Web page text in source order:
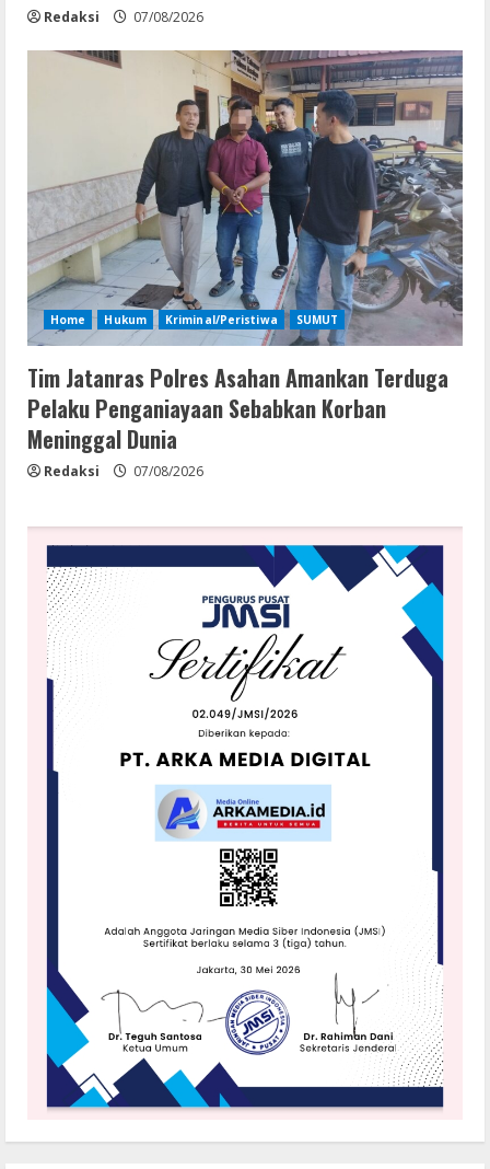
Redaksi 07/08/2026
Home Hukum Kriminal/Peristiwa SUMUT
Tim Jatanras Polres Asahan Amankan Terduga
Pelaku Penganiayaan Sebabkan Korban
Meninggal Dunia
Redaksi 07/08/2026